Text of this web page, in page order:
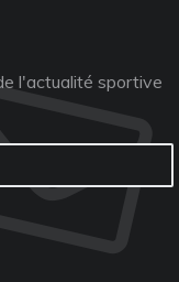
l'actualité sportive